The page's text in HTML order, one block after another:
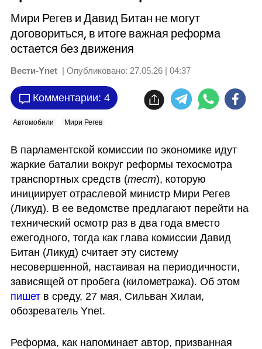
Мири Регев и Давид Битан не могут
договориться, в итоге важная реформа
остается без движения
Вести-Ynet | Опубликовано: 27.05.26 | 04:37
Комментарии: 4
Автомобили Мири Регев
В парламентской комиссии по экономике идут
жаркие баталии вокруг реформы техосмотра
транспортных средств (тест), которую
инициирует отраслевой министр Мири Регев
(Ликуд). В ее ведомстве предлагают перейти на
технический осмотр раз в два года вместо
ежегодного, тогда как глава комиссии Давид
Битан (Ликуд) считает эту систему
несовершенной, настаивая на периодичности,
зависящей от пробега (километража). Об этом
пишет в среду, 27 мая, Сильван Хилаи,
обозреватель Ynet.
Реформа, как напоминает автор, призванная